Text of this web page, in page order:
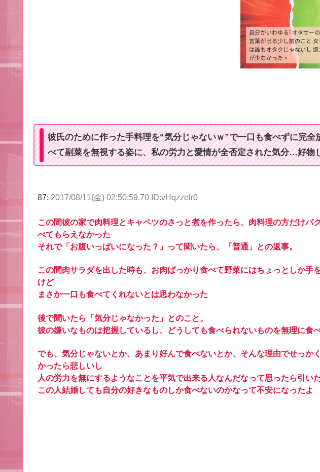
彼氏のために作った手料理を“気分じゃないｗ”で一口も食べずに完
べて副菜を無視する姿に、私の労力と愛情が全否定された気分…好物
87: 2017/08/11(金) 02:50:59.70 ID:vHqzzelr0
この間彼の家で肉料理とキャベツのさっと煮を作ったら、肉料理の方だけバ
べてもらえなかった
それで「お腹いっぱいになった？」って聞いたら、「普通」との返事。
この間肉サラダを出した時も、お肉ばっかり食べて野菜にはちょっとしか手
けど
まさか一口も食べてくれないとは思わなかった
後で聞いたら「気分じゃなかった」とのこと。
彼の嫌いなものは把握しているし、どうしても食べられないものを無理に食
でも、気分じゃないとか、あまり好んで食べないとか、そんな理由でせっか
かったら悲しいし
人の労力を無にするようなことを平気で出来る人なんだなって思ったら引い
この人結婚しても自分の好きなものしか食べないのかなって不安になったよ